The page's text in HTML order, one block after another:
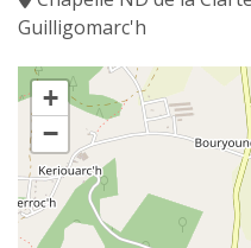
Guilligomarc'h
+
−